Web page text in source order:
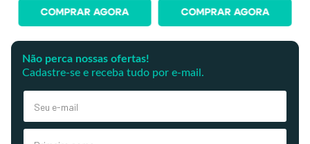
COMPRAR AGORA COMPRAR AGORA
Não perca nossas ofertas!
Cadastre-se e receba tudo por e-mail.